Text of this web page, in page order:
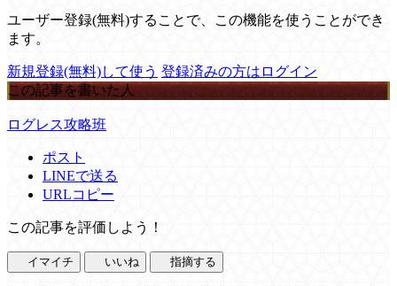
ユーザー登録(無料)することで、この機能を使うことができ
ます。
新規登録(無料)して使う 登録済みの方はログイン
この記事を書いた人
ログレス攻略班
ポスト
LINEで送る
URLコピー
この記事を評価しよう！
イマイチ いいね 指摘する